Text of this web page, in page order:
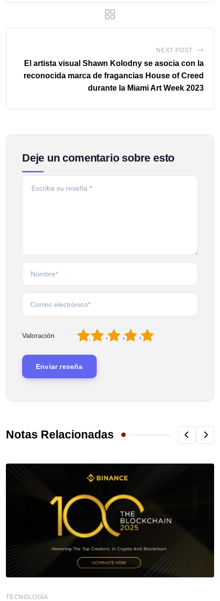
NEXT POST
El artista visual Shawn Kolodny se asocia con la
reconocida marca de fragancias House of Creed
durante la Miami Art Week 2023
Deje un comentario sobre esto
Valoración 5
4
3
2
Notas Relacionadas
TECNOLOGÍA